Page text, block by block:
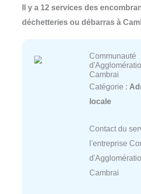
Il y a 12 services des
déchetteries ou débarras à
Communauté
Cambrai
Catégorie :
locale
Contact du
l'entreprise
Cambrai